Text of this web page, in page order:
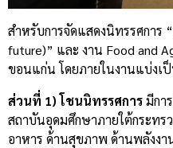
สำหรับการจัดแสดงนิทรรศการ
future)” และ งาน Food and
ขอนแก่น โดยภายในงานแบ่งเ
ส่วนที่ 1)โชนนิทรรศการมีกา
สถาบันอุดมศึกษาภายใต้กระทร
อาหาร ด้านสุขภาพ ด้านพลังงา